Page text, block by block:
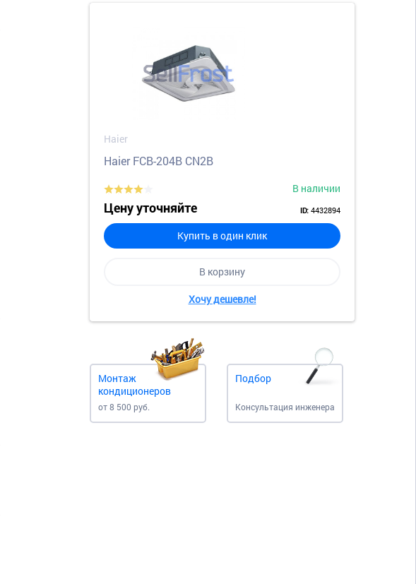
Haier
Haier FCB-204B CN2B
В наличии
Цену уточняйте ID: 4432894
Купить в один клик
В корзину
Хочу дешевле!
Монтаж
кондиционеров
от 8 500 руб.
Подбор
Консультация инженера